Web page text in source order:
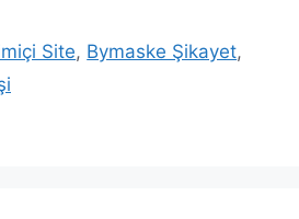
Site, Bymaske Şikayet,